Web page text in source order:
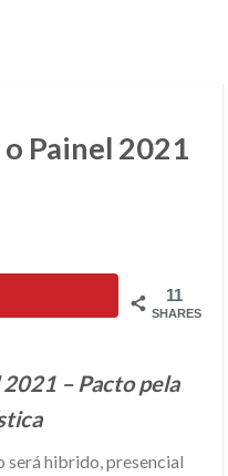
Painel 2021
11
SHARES
– Pacto pela
será hibrido, presencial